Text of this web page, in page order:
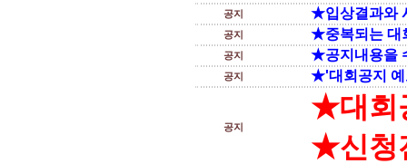
공지 ★입상결과와
공지 ★중복되는 대
공지 ★공지내용을
공지 ★'대회공지 예
공지
★대회
★신청